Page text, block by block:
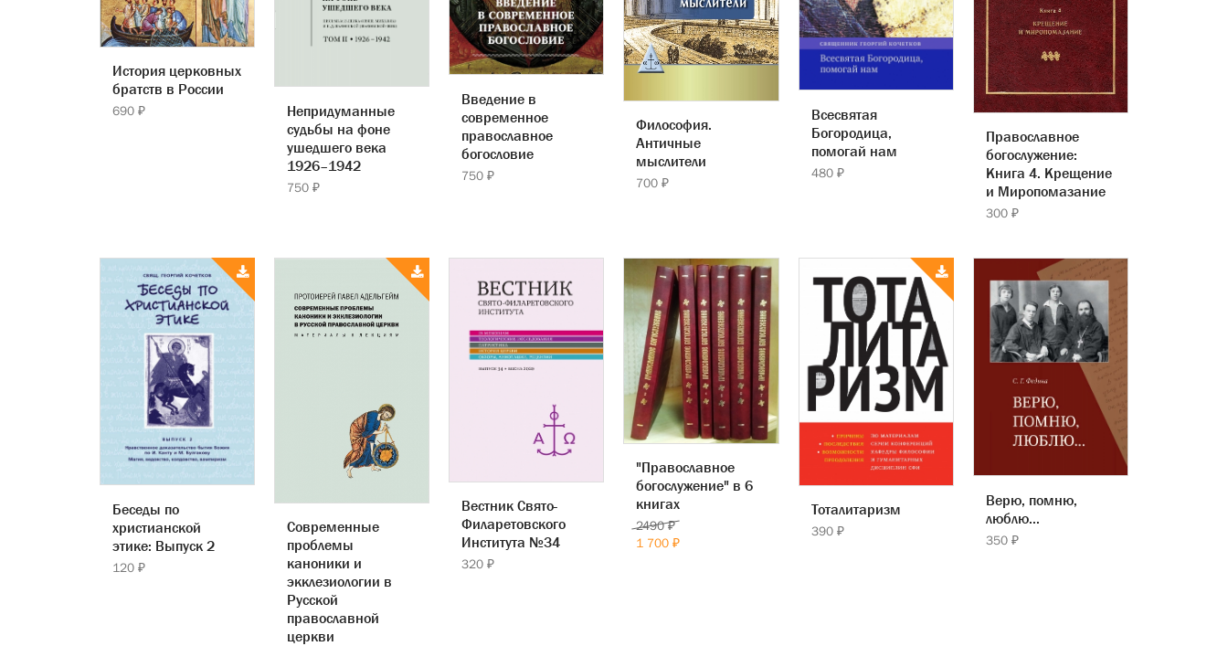
История церковных
братств в России
690 ₽
Непридуманные
судьбы на фоне
ушедшего века
1926–1942
750 ₽
Введение в
современное
православное
богословие
750 ₽
Философия.
Античные
мыслители
700 ₽
Всесвятая
Богородица,
помогай нам
480 ₽
Православное
богослужение:
Книга 4. Крещение
и Миропомазание
300 ₽
Беседы по
христианской
этике: Выпуск 2
120 ₽
Современные
проблемы
каноники и
экклезиологии в
Русской
православной
церкви
Вестник Свято-
Филаретовского
Института №34
320 ₽
"Православное
богослужение" в 6
книгах
2490 ₽
1 700 ₽
Тоталитаризм
390 ₽
Верю, помню,
люблю...
350 ₽